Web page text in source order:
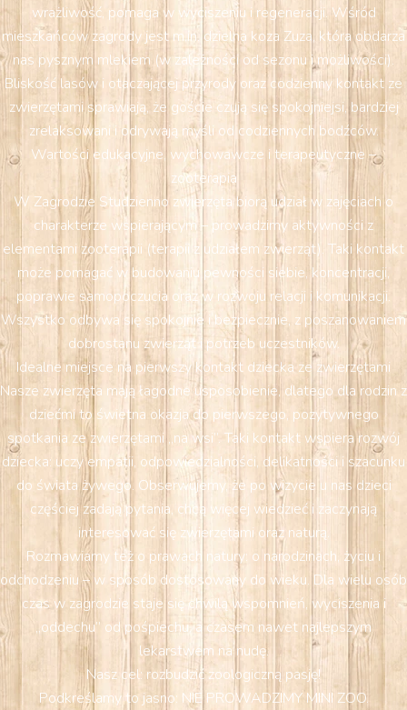
wrażliwość, pomaga w wyciszeniu i regeneracji. Wśród
mieszkańców zagrody jest m.in. dzielna koza Zuza, która obdarza
nas pysznym mlekiem (w zależności od sezonu i możliwości).
Bliskość lasów i otaczającej przyrody oraz codzienny kontakt ze
zwierzętami sprawiają, że goście czują się spokojniejsi, bardziej
zrelaksowani i odrywają myśli od codziennych bodźców.
Wartości edukacyjne, wychowawcze i terapeutyczne –
zooterapia
W Zagrodzie Studzienno zwierzęta biorą udział w zajęciach o
charakterze wspierającym – prowadzimy aktywności z
elementami zooterapii (terapii z udziałem zwierząt). Taki kontakt
może pomagać w budowaniu pewności siebie, koncentracji,
poprawie samopoczucia oraz w rozwoju relacji i komunikacji.
Wszystko odbywa się spokojnie i bezpiecznie, z poszanowaniem
dobrostanu zwierząt i potrzeb uczestników.
Idealne miejsce na pierwszy kontakt dziecka ze zwierzętami
Nasze zwierzęta mają łagodne usposobienie, dlatego dla rodzin z
dziećmi to świetna okazja do pierwszego, pozytywnego
spotkania ze zwierzętami „na wsi”. Taki kontakt wspiera rozwój
dziecka: uczy empatii, odpowiedzialności, delikatności i szacunku
do świata żywego. Obserwujemy, że po wizycie u nas dzieci
częściej zadają pytania, chcą więcej wiedzieć i zaczynają
interesować się zwierzętami oraz naturą.
Rozmawiamy też o prawach natury: o narodzinach, życiu i
odchodzeniu – w sposób dostosowany do wieku. Dla wielu osób
czas w zagrodzie staje się chwilą wspomnień, wyciszenia i
„oddechu” od pośpiechu, a czasem nawet najlepszym
lekarstwem na nudę.
Nasz cel: rozbudzić zoologiczną pasję!
Podkreślamy to jasno: NIE PROWADZIMY MINI ZOO.